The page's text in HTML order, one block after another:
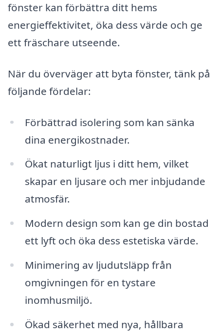
fönster kan förbättra ditt hems
energieffektivitet, öka dess värde och ge
ett fräschare utseende.
När du överväger att byta fönster, tänk på
följande fördelar:
Förbättrad isolering som kan sänka
dina energikostnader.
Ökat naturligt ljus i ditt hem, vilket
skapar en ljusare och mer inbjudande
atmosfär.
Modern design som kan ge din bostad
ett lyft och öka dess estetiska värde.
Minimering av ljudutsläpp från
omgivningen för en tystare
inomhusmiljö.
Ökad säkerhet med nya, hållbara